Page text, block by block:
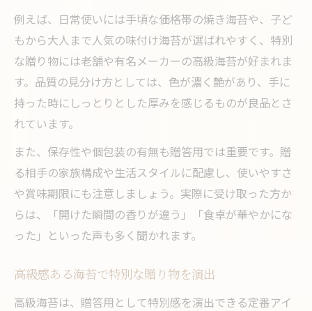
例えば、日常使いには手頃な価格帯の焼き海苔や、子ど
もから大人まで人気の味付け海苔が選ばれやすく、特別
な贈り物には老舗や有名メーカーの高級海苔が好まれま
す。品質の見分け方としては、色が濃く艶があり、手に
持った時にしっとりとした厚みを感じるものが良品とさ
れています。
また、保存性や個包装の有無も贈答用では重要です。贈
る相手の家族構成や生活スタイルに配慮し、使いやすさ
や賞味期限にも注意しましょう。実際に受け取った方か
らは、「開けた瞬間の香りが違う」「食卓が華やかにな
った」といった声も多く聞かれます。
高級感ある海苔で特別な贈り物を演出
高級海苔は、贈答用として特別感を演出できる定番アイ